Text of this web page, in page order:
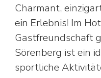
Charmant,
ein Erlebnis! Im
Gastfreundschaft
Sörenberg ist ein
sportliche